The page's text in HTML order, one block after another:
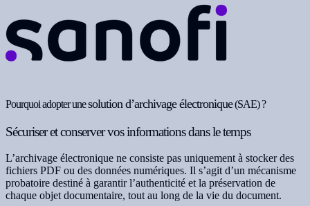
Pourquoi adopter unesolution d’archivage électronique(SAE) ?
Sécuriser et conserver vos informations dans le temps
L’archivage électronique ne consiste pas uniquement à stocker des
fichiers PDF ou des données numériques. Il s’agit d’un mécanisme
probatoire destiné à garantir l’authenticité et la préservation de
chaque objet documentaire, tout au long de la vie du document.